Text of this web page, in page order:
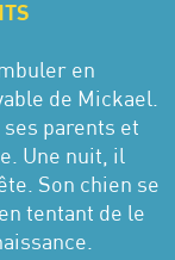
en
de Mickael.
ses parents et
Une nuit, il
Son chien se
tentant de le